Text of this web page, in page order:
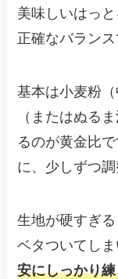
美味しいはっ
正確なバランス
基本は小麦粉
（またはぬる
るのが黄金比
に、少しずつ
生地が硬すぎ
ベタついてし
安にしっかり